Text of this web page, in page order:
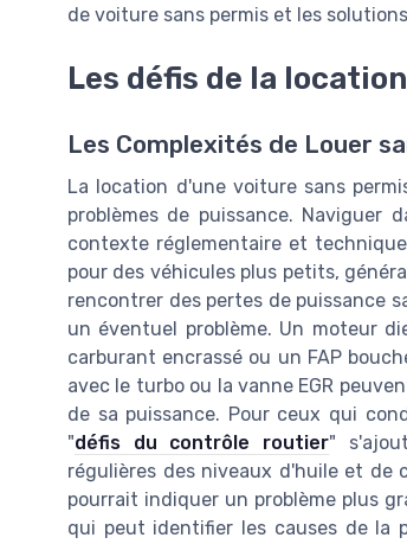
de voiture sans permis et les
Les défis de la
Les Complexités de Louer
La location d'une voiture sans
problèmes de puissance. Naviguer
contexte réglementaire et
pour des véhicules plus petits,
rencontrer des pertes de puissance
un éventuel problème. Un moteur
carburant encrassé ou un FAP
avec le turbo ou la vanne EGR
de sa puissance. Pour ceux qui
"défis du contrôle routier"
régulières des niveaux d'huile et de
pourrait indiquer un problème plus
qui peut identifier les causes de la